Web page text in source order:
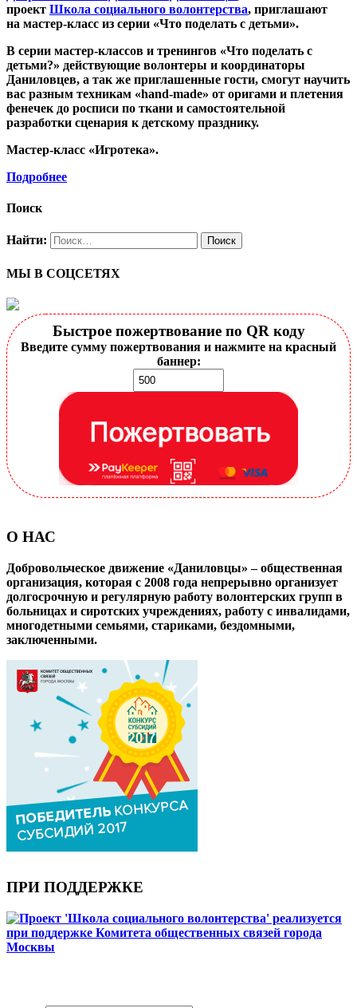
проект Школа социального волонтерства, приглашают
на мастер-класс из серии «Что поделать с детьми».
В серии мастер-классов и тренингов «Что поделать с
детьми?» действующие волонтеры и координаторы
Даниловцев, а так же приглашенные гости, смогут научить
вас разным техникам «hand-made» от оригами и плетения
фенечек до росписи по ткани и самостоятельной
разработки сценария к детскому празднику.
Мастер-класс «Игротека».
Подробнее
Поиск
Найти:
МЫ В СОЦСЕТЯХ
Быстрое пожертвование по QR коду
Введите сумму пожертвования и нажмите на красный
баннер:
О НАС
Добровольческое движение «Даниловцы» – общественная
организация, которая с 2008 года непрерывно организует
долгосрочную и регулярную работу волонтерских групп в
больницах и сиротских учреждениях, работу с инвалидами,
многодетными семьями, стариками, бездомными,
заключенными.
ПРИ ПОДДЕРЖКЕ